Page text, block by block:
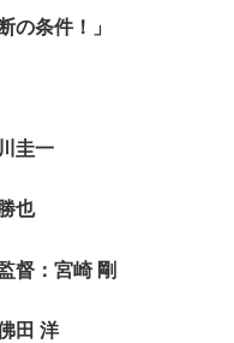
の条件！」
圭一
也
督：宮崎 剛
田 洋